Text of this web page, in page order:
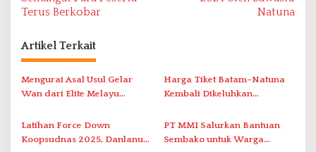
a
s
i
p
o
s
Terus Berkobar
Natuna
Artikel Terkait
Mengurai Asal Usul Gelar
Wan dari Elite Melayu
Harga Tiket Batam–Natuna
Kembali Dikeluhkan
Latihan Force Down
Koopsudnas 2025, Danlanud
PT MMI Salurkan Bantuan
Sembako untuk Warga